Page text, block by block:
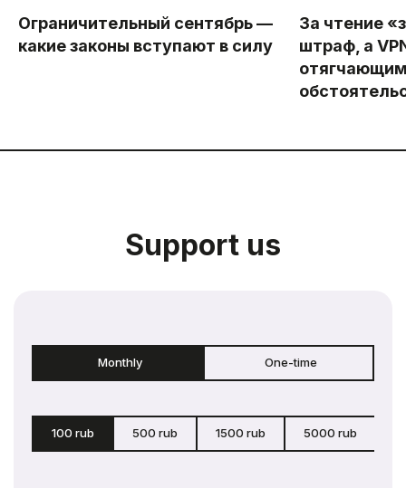
Ограничительный сентябрь —
какие законы вступают в силу
За чтение
штраф, а
Support us
Monthly One-time
100 rub 500 rub 1500 rub 5000 rub